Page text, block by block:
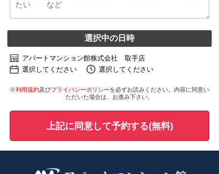
選択中の日時
アパートマンション館株式会社 取手店
選択してください
選択してください
※利用規約及びプライバシーポリシーを必ずお読みください。内容に同意い
ただいた場合は、お進み下さい。
上記に同意して予約する(無料)